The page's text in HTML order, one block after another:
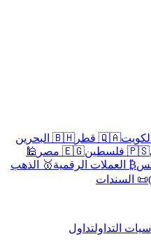
🇶🇦 قطر
🇧🇭 البحرين
🇵🇸 فلسطين 🇪🇬 مصر
🕌
₿ العملات الرقمية🥇 الذهب
📜 السندات
التداولتداول